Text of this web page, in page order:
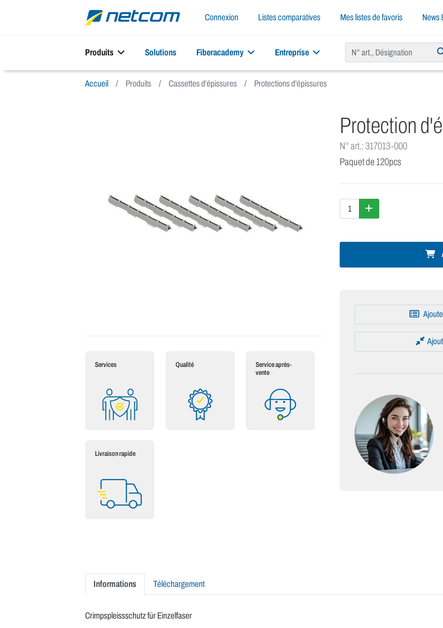
Connexion Listes comparatives Mes listes de favoris News
Produits Solutions Fiberacademy Entreprise
Accueil Produits Cassettes d'épissures Protections d'épissures
Services Qualité
Service après-
vente
Livraison rapide
Protection
N° art.: 317013-000
Paquet de 120pcs
Informations Téléchargement
Crimpspleissschutz für Einzelfaser